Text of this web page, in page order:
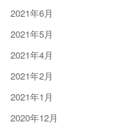
2021年6月
2021年5月
2021年4月
2021年2月
2021年1月
2020年12月